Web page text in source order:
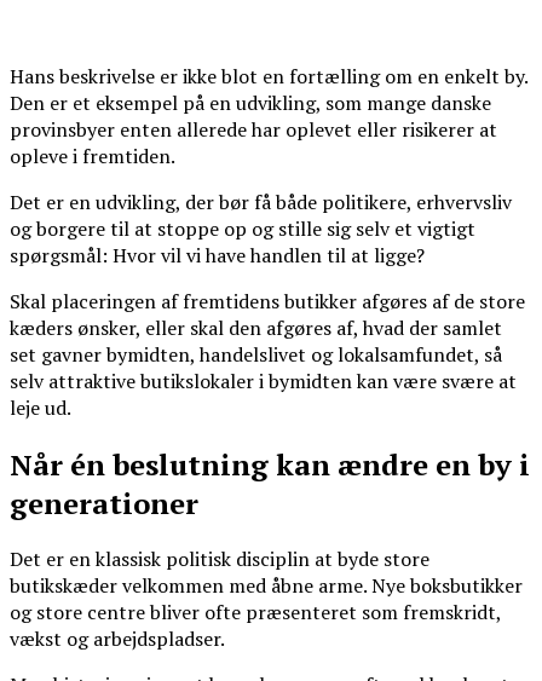
Hans beskrivelse er ikke blot en fortælling om en enkelt by.
Den er et eksempel på en udvikling, som mange danske
provinsbyer enten allerede har oplevet eller risikerer at
opleve i fremtiden.
Det er en udvikling, der bør få både politikere, erhvervsliv
og borgere til at stoppe op og stille sig selv et vigtigt
spørgsmål: Hvor vil vi have handlen til at ligge?
Skal placeringen af fremtidens butikker afgøres af de store
kæders ønsker, eller skal den afgøres af, hvad der samlet
set gavner bymidten, handelslivet og lokalsamfundet, så
selv attraktive butikslokaler i bymidten kan være svære at
leje ud.
Når én beslutning kan ændre en by i
generationer
Det er en klassisk politisk disciplin at byde store
butikskæder velkommen med åbne arme. Nye boksbutikker
og store centre bliver ofte præsenteret som fremskridt,
vækst og arbejdspladser.